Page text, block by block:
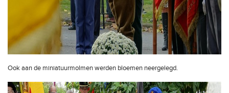
Ook aan de miniatuurmolmen werden bloemen neergelegd.